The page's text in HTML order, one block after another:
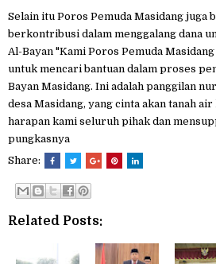
Selain itu Poros Pemuda Masidang juga
berkontribusi dalam menggalang dana
Al-Bayan "Kami Poros Pemuda
untuk mencari bantuan dalam proses
Bayan Masidang. Ini adalah panggilan
desa Masidang, yang cinta akan tanah
harapan kami seluruh pihak dan
pungkasnya
Share:
Related Posts: